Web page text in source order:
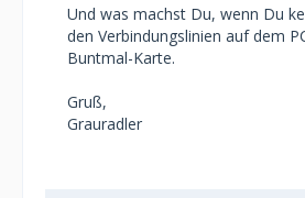
Und was machst Du, wenn Du
den Verbindungslinien auf dem
Buntmal-Karte.
Gruß,
Grauradler